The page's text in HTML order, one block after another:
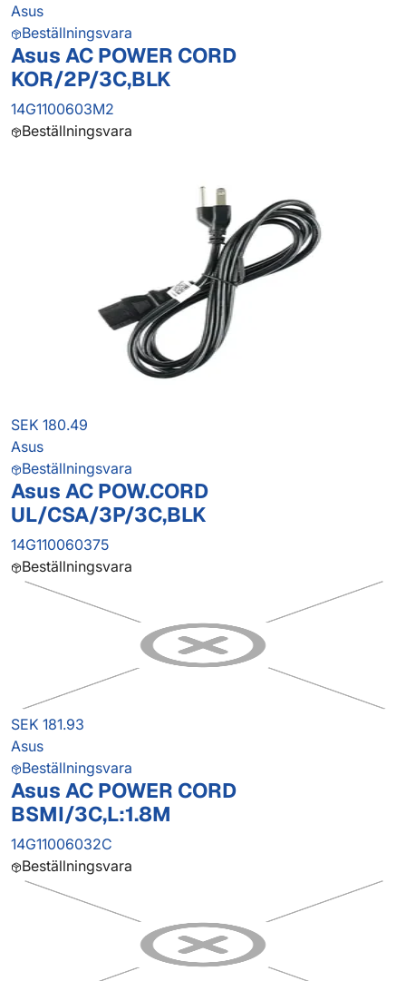
Asus
Beställningsvara
Asus AC POWER CORD
KOR/2P/3C,BLK
14G1100603M2
Beställningsvara
SEK 180.49
Asus
Beställningsvara
Asus AC POW.CORD
UL/CSA/3P/3C,BLK
14G110060375
Beställningsvara
SEK 181.93
Asus
Beställningsvara
Asus AC POWER CORD
BSMI/3C,L:1.8M
14G11006032C
Beställningsvara